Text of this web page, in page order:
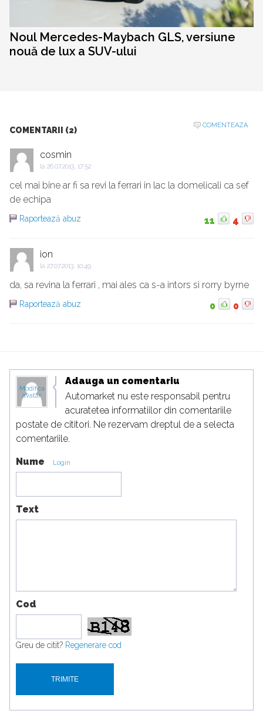
Noul Mercedes-Maybach GLS, versiune
nouă de lux a SUV-ului
COMENTARII (2)
COMENTEAZA
cosmin
la 26.07.2013, 17:52
cel mai bine ar fi sa revi la ferrari in lac la domelicali ca sef
de echipa
Raportează abuz 11 4
ion
la 27.07.2013, 10:49
da, sa revina la ferrari , mai ales ca s-a intors si rorry byrne
Raportează abuz 0 0
Modifica
avatar
Adauga un comentariu
Automarket nu este responsabil pentru
acuratetea informatiilor din comentariile
postate de cititori. Ne rezervam dreptul de a selecta
comentariile.
Nume Login
Text
Cod
Greu de citit? Regenerare cod